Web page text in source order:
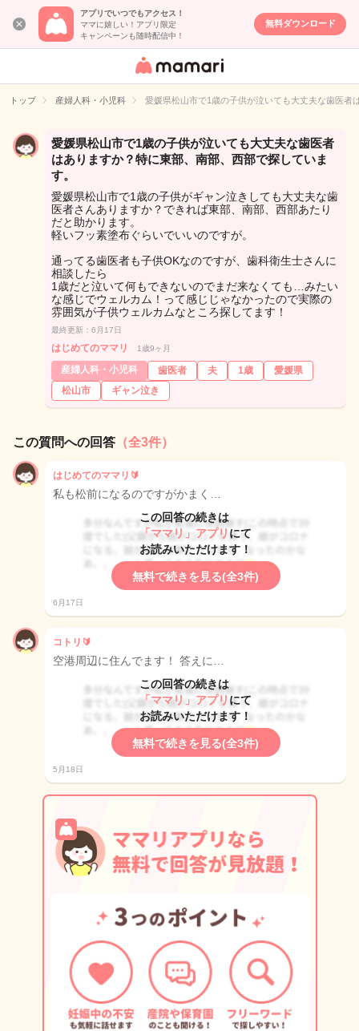
アプリでいつでもアクセス！
ママに嬉しい！アプリ限定
キャンペーンも随時配信中！
無料ダウンロード
女性専用匿名QA
イト
トップ 産婦人科・小児科 愛媛県松山市で1歳の子供が泣いても大丈夫な歯医者
愛媛県松山市で1歳の子供が泣いても大丈夫な歯医者
はありますか？特に東部、南部、西部で探していま
す。
愛媛県松山市で1歳の子供がギャン泣きしても大丈夫な歯
医者さんありますか？できれば東部、南部、西部あたり
だと助かります。
軽いフッ素塗布ぐらいでいいのですが。
通ってる歯医者も子供OKなのですが、歯科衛生士さんに
相談したら
1歳だと泣いて何もできないのでまだ来なくても…みたい
な感じでウェルカム！って感じじゃなかったので実際の
雰囲気が子供ウェルカムなところ探してます！
最終更新：6月17日
はじめてのママリ 1歳9ヶ月
産婦人科・小児科 歯医者 夫 1歳
愛媛県
松山市
ギャン泣き
この質問への回答 （全3件）
はじめてのママリ🔰
私も松前になるのですがかまく…
この回答の続きは
「ママリ」アプリ にて
お読みいただけます！
無料で続きを見る(全3件)
6月17日
コトリ🔰
空港周辺に住んでます！ 答えに…
この回答の続きは
「ママリ」アプリ にて
お読みいただけます！
無料で続きを見る(全3件)
5月18日